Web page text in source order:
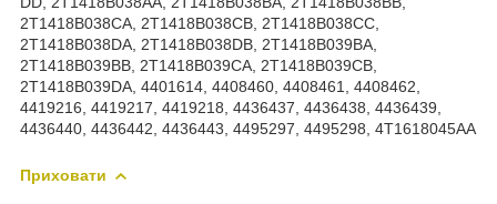
2T1418B038CA, 2T1418B038CB, 2T1418B038CC,
2T1418B038DA, 2T1418B038DB, 2T1418B039BA,
2T1418B039BB, 2T1418B039CA, 2T1418B039CB,
2T1418B039DA, 4401614, 4408460, 4408461, 4408462,
4419216, 4419217, 4419218, 4436437, 4436438, 4436439,
4436440, 4436442, 4436443, 4495297, 4495298, 4T1618045AA
Приховати